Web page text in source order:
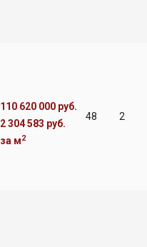
110 620 000 руб.
2 304 583 руб.
за м2
48 2